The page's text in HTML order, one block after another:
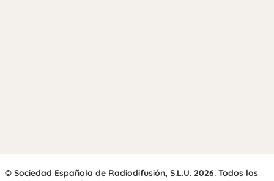
© Sociedad Española de Radiodifusión, S.L.U. 2026. Todos los